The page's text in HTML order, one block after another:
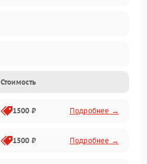
Стоимость
1500 ₽ Подробнее →
1500 ₽ Подробнее →